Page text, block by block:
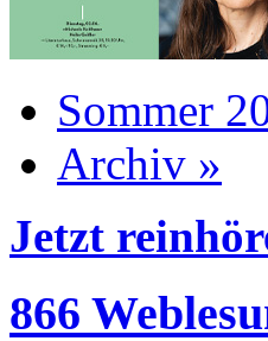
Sommer
Archiv »
Jetzt
866